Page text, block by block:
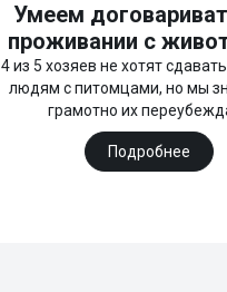
Умеем
проживании с
4 из 5 хозяев не хотят
людям с питомцами, но мы
грамотно их
Подробнее